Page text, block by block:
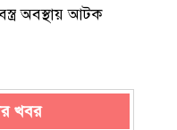
অবস্থায় আটক
খবর